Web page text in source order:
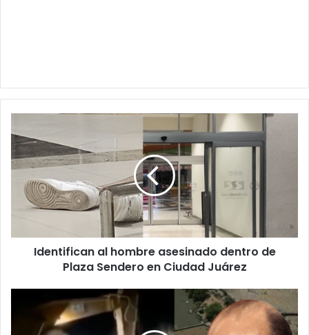
al
hombre
asesinado
dentro
Plaza
en
CiudadIdentifican al hombre asesinado dentro de
Plaza Sendero en Ciudad Juárez